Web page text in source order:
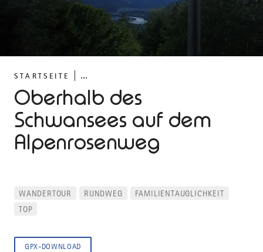
STARTSEITE ...
Oberhalb des
Schwansees auf dem
Alpenrosenweg
WANDERTOUR RUNDWEG
FAMILIENTAUGLICHKEIT
TOP
GPX-DOWNLOAD